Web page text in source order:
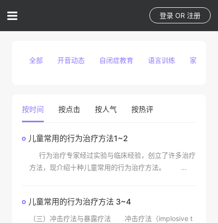
登录 OR 注册
全部 开音动态 自闭症教育 语言训练 家庭教育
按时间 按点击 按人气 按热评
儿童常用的行为治疗方法1~2
行为治疗专家经过实验与临床经验，创立了许多治疗
方法，现介绍十种儿童常用的行为治疗方法。
儿童常用的行为治疗方法 3~4
（三）冲击疗法与暴露疗法 冲击疗法（implosive t